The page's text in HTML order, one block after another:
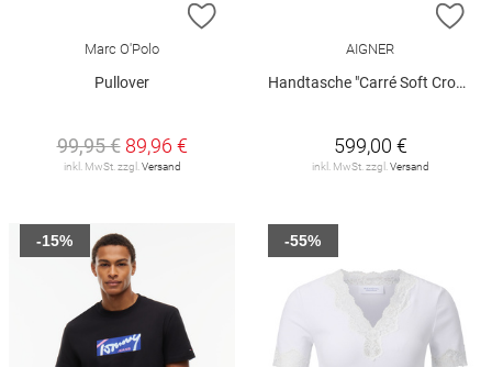
ZUR WUNSCHLISTE HINZUFÜGEN
Marc O'Polo
Pullover
99,95 € 89,96 €
inkl. MwSt. zzgl. Versand
AIGNER
Handtasche "Carré Soft Croco"
599,00 €
inkl. MwSt. zzgl. Versand
-15% -55%